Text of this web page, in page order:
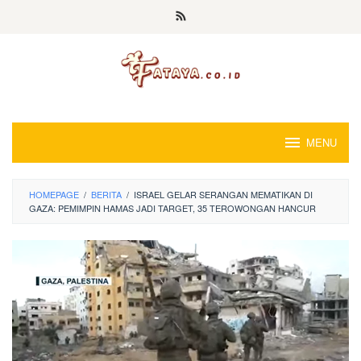
MENU
HOMEPAGE / BERITA / ISRAEL GELAR SERANGAN MEMATIKAN DI
GAZA: PEMIMPIN HAMAS JADI TARGET, 35 TEROWONGAN HANCUR